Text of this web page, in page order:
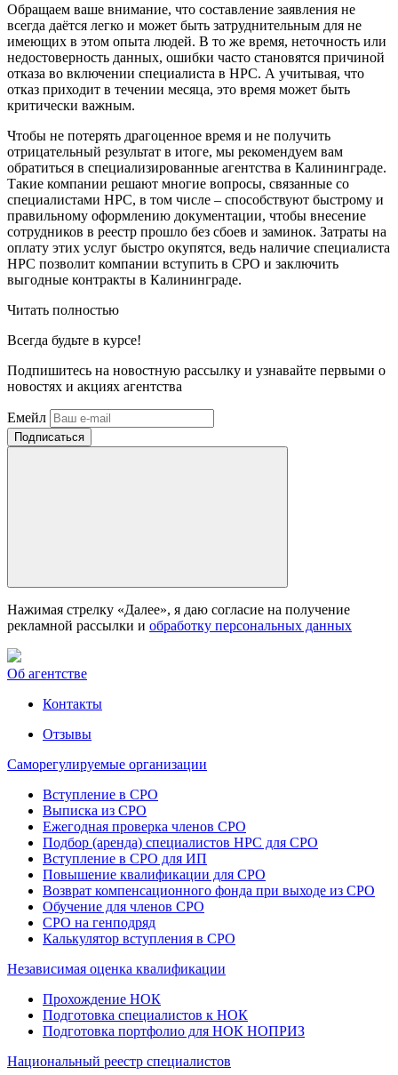
Обращаем ваше внимание, что составление заявления не
всегда даётся легко и может быть затруднительным для не
имеющих в этом опыта людей. В то же время, неточность или
недостоверность данных, ошибки часто становятся причиной
отказа во включении специалиста в НРС. А учитывая, что
отказ приходит в течении месяца, это время может быть
критически важным.
Чтобы не потерять драгоценное время и не получить
отрицательный результат в итоге, мы рекомендуем вам
обратиться в специализированные агентства в Калининграде.
Такие компании решают многие вопросы, связанные со
специалистами НРС, в том числе – способствуют быстрому и
правильному оформлению документации, чтобы внесение
сотрудников в реестр прошло без сбоев и заминок. Затраты на
оплату этих услуг быстро окупятся, ведь наличие специалиста
НРС позволит компании вступить в СРО и заключить
выгодные контракты в Калининграде.
Читать полностью
Всегда будьте в курсе!
Подпишитесь на новостную рассылку и узнавайте первыми о
новостях и акциях агентства
Емейл
Нажимая стрелку «Далее», я даю согласие на получение
рекламной рассылки и обработку персональных данных
Об агентстве
Контакты
Отзывы
Саморегулируемые организации
Вступление в СРО
Выписка из СРО
Ежегодная проверка членов СРО
Подбор (аренда) специалистов НРС для СРО
Вступление в СРО для ИП
Повышение квалификации для СРО
Возврат компенсационного фонда при выходе из СРО
Обучение для членов СРО
СРО на генподряд
Калькулятор вступления в СРО
Независимая оценка квалификации
Прохождение НОК
Подготовка специалистов к НОК
Подготовка портфолио для НОК НОПРИЗ
Национальный реестр специалистов